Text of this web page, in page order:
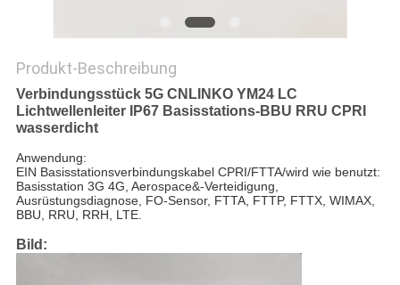
Produkt-Beschreibung
Verbindungsstück 5G CNLINKO YM24 LC
Lichtwellenleiter IP67 Basisstations-BBU RRU CPRI
wasserdicht
Anwendung:
EIN Basisstationsverbindungskabel CPRI/FTTA/wird wie benutzt:
Basisstation 3G 4G, Aerospace&-Verteidigung,
Ausrüstungsdiagnose, FO-Sensor, FTTA, FTTP, FTTX, WIMAX,
BBU, RRU, RRH, LTE.
Bild: